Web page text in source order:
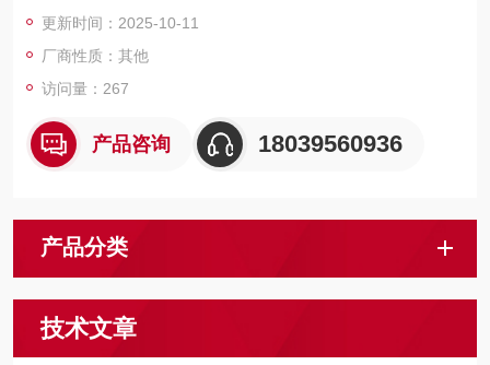
更新时间：2025-10-11
厂商性质：其他
访问量：267
产品咨询 18039560936
产品分类
技术文章